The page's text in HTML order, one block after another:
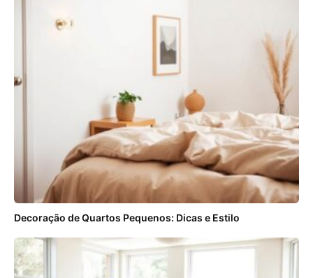
Decoração de Quartos Pequenos: Dicas e Estilo